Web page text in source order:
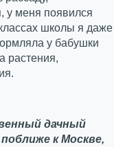
у меня появился
школы я даже
у бабушки
растения,
дачный
к Москве,